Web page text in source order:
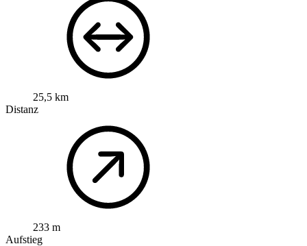
25,5 km
Distanz
233 m
Aufstieg